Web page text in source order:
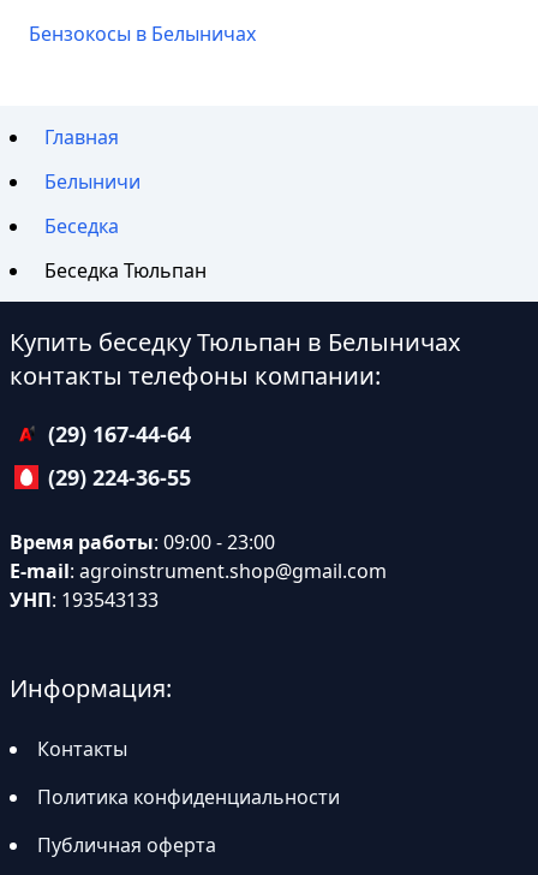
Бензокосы в Белыничах
Главная
Белыничи
Беседка
Беседка Тюльпан
Купить беседку Тюльпан в Белыничах
контакты телефоны компании:
(29) 167-44-64
(29) 224-36-55
Время работы: 09:00 - 23:00
E-mail: agroinstrument.shop@gmail.com
УНП: 193543133
Информация:
Контакты
Политика конфиденциальности
Публичная оферта